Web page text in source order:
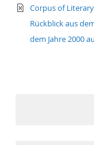
text/xml
Corpus of
Rückblick aus
dem Jahre 2000